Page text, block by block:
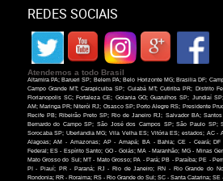
REDES SOCIAIS
Atendemos a todo Brasil
Altamira PA; Barueri SP; Belem PA; Belo Horizonte MG; Brasilia DF;
Campo Grande MT; Carapicuiba SP; Cuiabá MT; Cutiriba PR; Distrito
Florianopolis SC; Fortaleza CE; Goiania GO; Guarulhos SP; Jundiaí
AM; Maringa PR; Niterói RJ; Osasco SP; Porto Alegre RS; Presidente
Recife PB; Ribeirão Preto SP; Rio de Janeiro RJ; Salvador BA;
Bernardo do Campo SP; São José dos Campos SP; São Paulo SP;
Sorocaba SP; Uberlandia MG; Vila Velha ES; Vitória ES; estados; AC -
Alagoas; AM - Amazonas; AP - Amapá; BA - Bahia; CE - Ceará; DF
Federal; ES - Espírito Santo; GO - Goiás; MA - Maranhão; MG - Minas
Mato Grosso do Sul; MT - Mato Grosso; PA - Pará; PB - Paraíba; PE -
PI - Piauí; PR - Paraná; RJ - Rio de Janeiro; RN - Rio Grande do
Rondonia; RR - Roraima; RS - Rio Grande do Sul; SC - Santa Catarina; SE